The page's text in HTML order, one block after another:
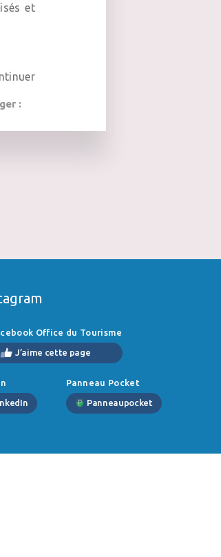
et
:
Office du Tourisme
J’aime cette page
Panneau Pocket
Panneaupocket